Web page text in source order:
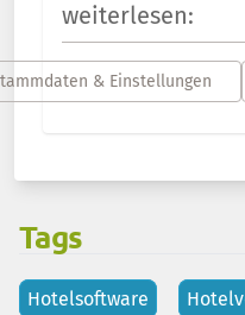
weiterlesen:
& Einstellungen
Tags
Hotelsoftware